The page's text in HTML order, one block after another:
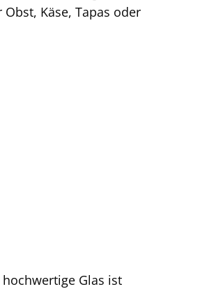
Käse, Tapas oder
Glas ist